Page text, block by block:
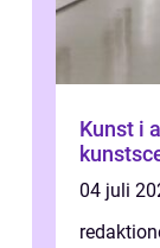
Kunst i
04 juli